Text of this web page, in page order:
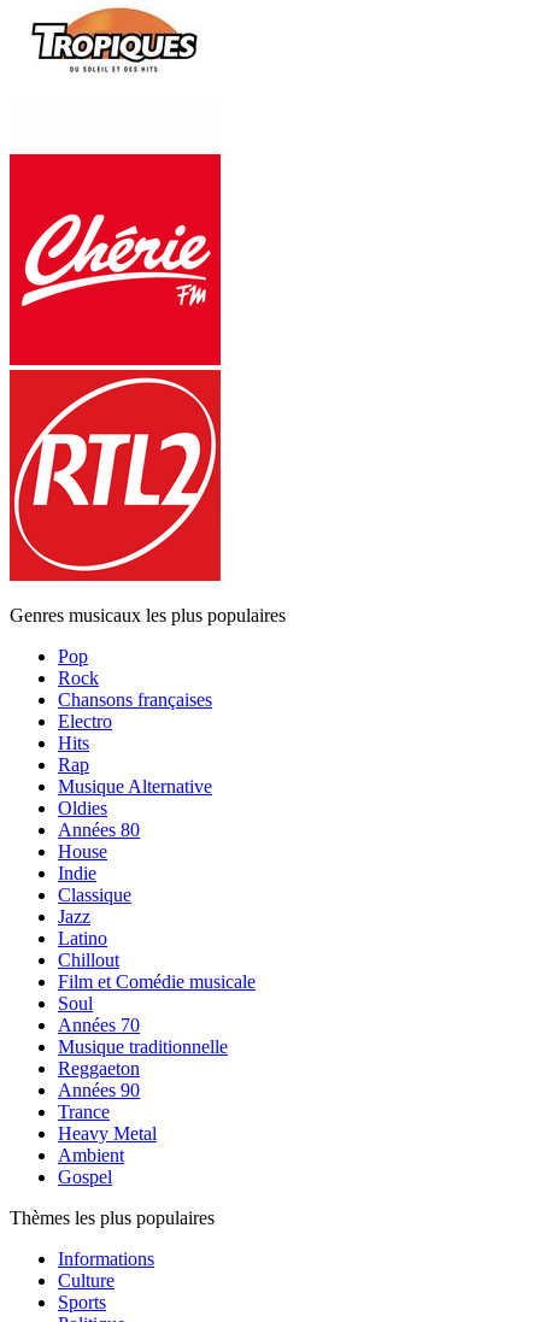
Genres musicaux les plus populaires
Pop
Rock
Chansons françaises
Electro
Hits
Rap
Musique Alternative
Oldies
Années 80
House
Indie
Classique
Jazz
Latino
Chillout
Film et Comédie musicale
Soul
Années 70
Musique traditionnelle
Reggaeton
Années 90
Trance
Heavy Metal
Ambient
Gospel
Thèmes les plus populaires
Informations
Culture
Sports